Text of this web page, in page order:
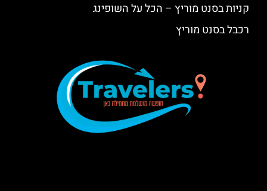
קניות בסנט מוריץ – הכל על השופינג
רכבל בסנט מוריץ